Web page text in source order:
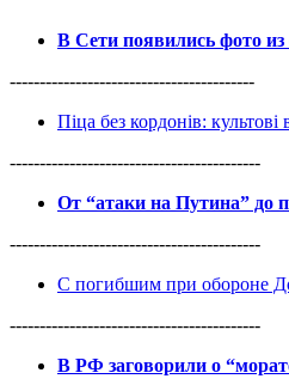
В Сети появились фото
-----------------------------------------
Піца без кордонів:
------------------------------------------
От “атаки на Путина” до
------------------------------------------
С погибшим при обороне
------------------------------------------
В РФ заговорили о